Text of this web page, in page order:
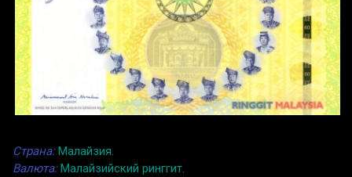
Страна:Малайзия.
Валюта:Малайзийский ринггит.